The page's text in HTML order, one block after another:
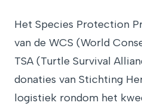
Het Species Protection
van de WCS (World
TSA (Turtle Survival
donaties van Stichting
logistiek rondom het